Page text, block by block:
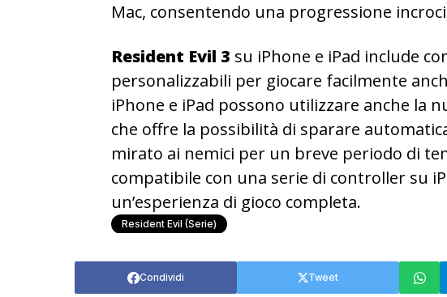
Mac, consentendo una progressione
Resident Evil 3 su iPhone e iPad include
personalizzabili per giocare facilmente
iPhone e iPad possono utilizzare anche la
che offre la possibilità di sparare
mirato ai nemici per un breve periodo di
compatibile con una serie di controller su
un’esperienza di gioco completa.
Resident Evil (serie)
Condividi Tweet